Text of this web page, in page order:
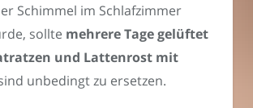
Schimmel im Schlafzimmer
sollte mehrere Tage gelüftet
und Lattenrost mit
unbedingt zu ersetzen.